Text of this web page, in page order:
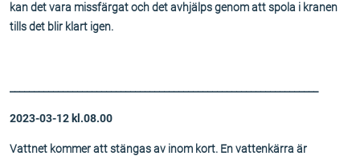
kan det vara missfärgat och det avhjälps genom att spola i kranen
tills det blir klart igen.
2023-03-12 kl.08.00
Vattnet kommer att stängas av inom kort. En vattenkärra är